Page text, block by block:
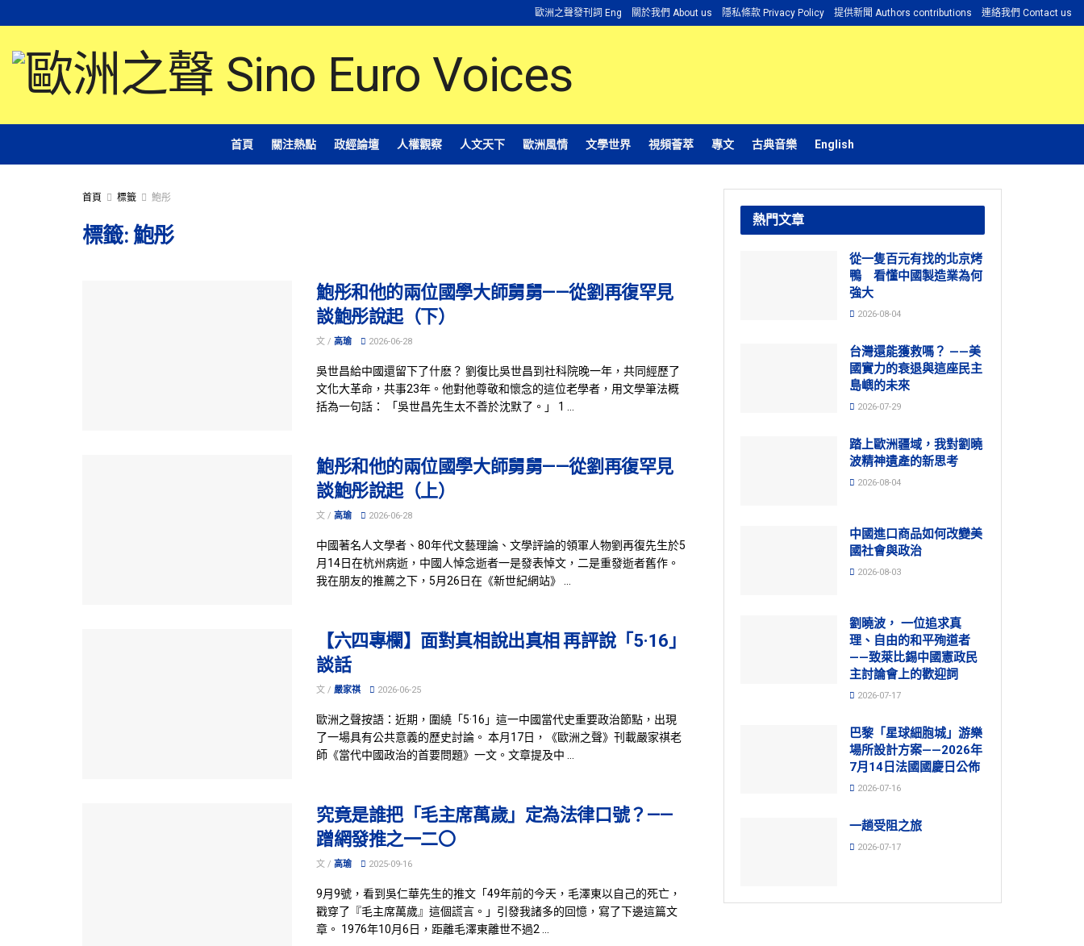
歐洲之聲發刊詞 Eng 關於我們 About us 隱私條款 Privacy Policy 提供新聞 Authors contributions 連絡我們 Contact us
首頁 關注熱點 政經論壇 人權觀察 人文天下 歐洲風情 文學世界 視頻薈萃 專文 古典音樂 English
首頁 標籤 鮑彤
標籤: 鮑彤
鮑彤和他的兩位國學大師舅舅——從劉再復罕見
談鮑彤說起（下）
文 / 高瑜 2026-06-28
吳世昌給中國還留下了什麽？ 劉復比吳世昌到社科院晚一年，共同經歷了
文化大革命，共事23年。他對他尊敬和懷念的這位老學者，用文學筆法概
括為一句話： 「吳世昌先生太不善於沈默了。」 1 ...
鮑彤和他的兩位國學大師舅舅——從劉再復罕見
談鮑彤說起（上）
文 / 高瑜 2026-06-28
中國著名人文學者、80年代文藝理論、文學評論的領軍人物劉再復先生於5
月14日在杭州病逝，中國人悼念逝者一是發表悼文，二是重發逝者舊作。
我在朋友的推薦之下，5月26日在《新世紀網站》 ...
【六四專欄】面對真相說出真相 再評說「5·16」
談話
文 / 嚴家祺 2026-06-25
歐洲之聲按語：近期，圍繞「5·16」這一中國當代史重要政治節點，出現
了一場具有公共意義的歷史討論。 本月17日，《歐洲之聲》刊載嚴家祺老
師《當代中國政治的首要問題》一文。文章提及中 ...
究竟是誰把「毛主席萬歲」定為法律口號？——
蹭網發推之一二〇
文 / 高瑜 2025-09-16
9月9號，看到吳仁華先生的推文「49年前的今天，毛澤東以自己的死亡，
戳穿了『毛主席萬歲』這個謊言。」引發我諸多的回憶，寫了下邊這篇文
章。 1976年10月6日，距離毛澤東離世不過2 ...
熱門文章
從一隻百元有找的北京烤
鴨 看懂中國製造業為何
強大
2026-08-04
台灣還能獲救嗎？ ——美
國實力的衰退與這座民主
島嶼的未來
2026-07-29
踏上歐洲疆域，我對劉曉
波精神遺產的新思考
2026-08-04
中國進口商品如何改變美
國社會與政治
2026-08-03
劉曉波， 一位追求真
理、自由的和平殉道者
——致萊比錫中國憲政民
主討論會上的歡迎詞
2026-07-17
巴黎「星球細胞城」游樂
場所設計方案——2026年
7月14日法國國慶日公佈
2026-07-16
一趟受阻之旅
2026-07-17